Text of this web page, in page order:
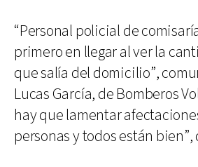
“Personal policial de
primero en llegar al ver la
que salía del domicilio”,
Lucas García, de Bomberos
hay que lamentar
personas y todos están bien”,